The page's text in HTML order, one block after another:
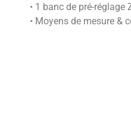
• 1 banc de pré-réglage
• Moyens de mesure &